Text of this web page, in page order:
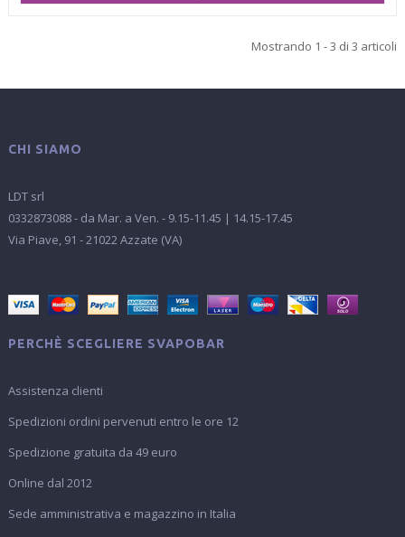
Mostrando 1 - 3 di 3 articoli
CHI SIAMO
LDT srl
0332873088 - da Mar. a Ven. - 9.15-11.45 | 14.15-17.45
Via Piave, 91 - 21022 Azzate (VA)
PERCHÈ SCEGLIERE SVAPOBAR
Assistenza clienti
Spedizioni ordini pervenuti entro le ore 12
Spedizione gratuita da 49 euro
Online dal 2012
Sede amministrativa e magazzino in Italia